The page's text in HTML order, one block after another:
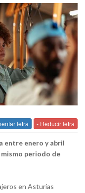
letra - Reducir letra
entre enero y abril
mismo periodo de
en Asturias